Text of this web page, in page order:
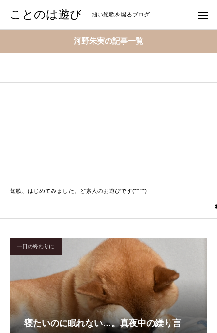
ことのは遊び 拙い短歌を綴るブログ
河野朱実の記事一覧
短歌、はじめてみました。ど素人のお遊びです(*^^*)
一日の終わりに
寝たいのに眠れない…。真夜中の繰り言